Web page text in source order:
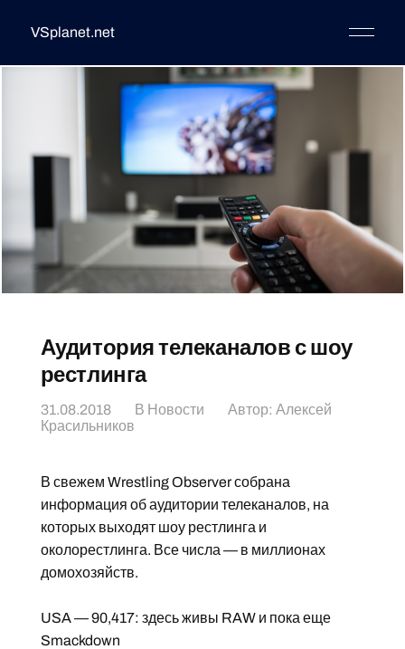
VSplanet.net
Аудитория телеканалов с шоу
рестлинга
31.08.2018 В Новости Автор: Алексей
Красильников
В свежем Wrestling Observer собрана
информация об аудитории телеканалов, на
которых выходят шоу рестлинга и
околорестлинга. Все числа — в миллионах
домохозяйств.
USA — 90,417: здесь живы RAW и пока еще
Smackdown